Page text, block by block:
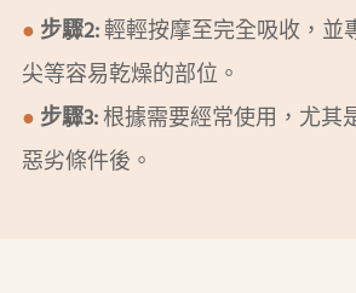
● 步驟2:輕輕按摩至完全吸收，並
尖等容易乾燥的部位。
● 步驟3:根據需要經常使用，尤其
惡劣條件後。